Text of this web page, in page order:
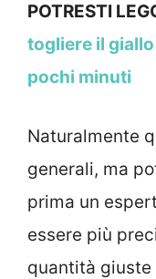
POTRESTI
togliere il
pochi minuti
Naturalmente
generali, ma
prima un
essere più
quantità